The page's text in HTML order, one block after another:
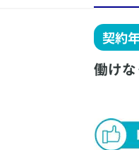
契約
働け